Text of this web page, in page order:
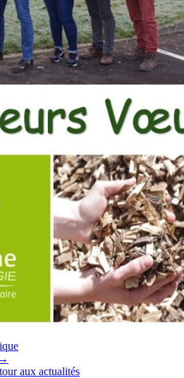
aux actualités